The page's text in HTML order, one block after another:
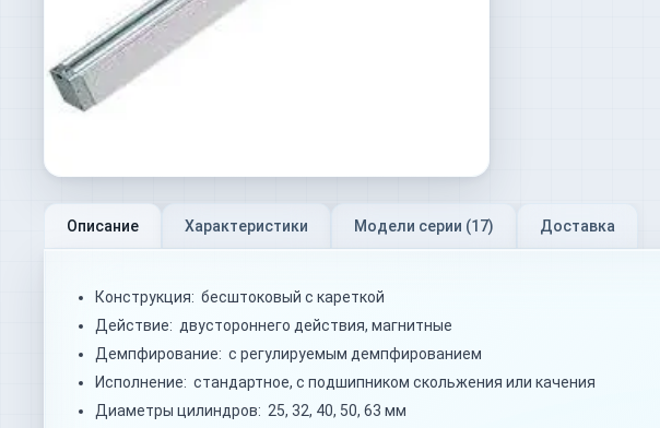
Описание Характеристики Модели серии (17) Доставка
Конструкция: бесштоковый с кареткой
Действие: двустороннего действия, магнитные
Демпфирование: с регулируемым демпфированием
Исполнение: стандартное, с подшипником скольжения или качения
Диаметры цилиндров: 25, 32, 40, 50, 63 мм